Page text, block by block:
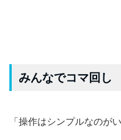
みんなでコマ回し
「操作はシンプルなのがい